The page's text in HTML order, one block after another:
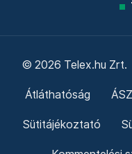
© 2026 Telex.hu Zrt.
Átláthatóság
Sütitájékoztató